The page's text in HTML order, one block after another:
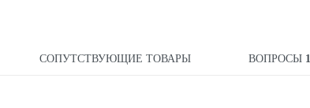
СОПУТСТВУЮЩИЕ ТОВАРЫ ВОПРОСЫ